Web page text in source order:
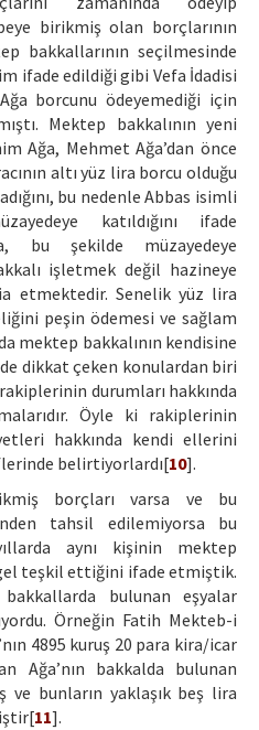
birikmiş olan borçlarının
bakkallarının seçilmesinde
ifade edildiği gibi Vefa İdadisi
borcunu ödeyemediği için
Mektep bakkalının yeni
Ağa, Mehmet Ağa’dan önce
altı yüz lira borcu olduğu
bu nedenle Abbas isimli
katıldığını ifade
bu şekilde müzayedeye
işletmek değil hazineye
etmektedir. Senelik yüz lira
peşin ödemesi ve sağlam
mektep bakkalının kendisine
dikkat çeken konulardan biri
durumları hakkında
Öyle ki rakiplerinin
hakkında kendi ellerini
belirtiyorlardı[10].
borçları varsa ve bu
tahsil edilemiyorsa bu
aynı kişinin mektep
teşkil ettiğini ifade etmiştik.
bulunan eşyalar
Örneğin Fatih Mekteb-i
4895 kuruş 20 para kira/icar
Ağa’nın bakkalda bulunan
ve bunların yaklaşık beş lira
11].